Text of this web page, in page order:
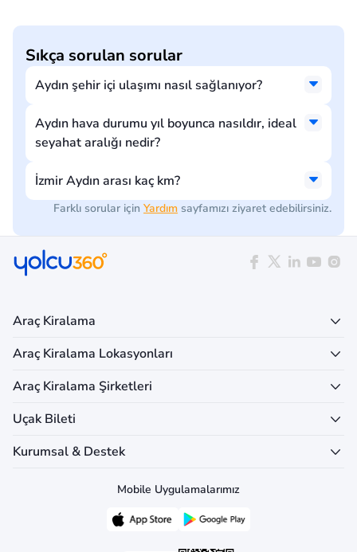
Sıkça sorulan sorular
Aydın şehir içi ulaşımı nasıl sağlanıyor?
Aydın hava durumu yıl boyunca nasıldır, ideal
seyahat aralığı nedir?
İzmir Aydın arası kaç km?
Farklı sorular için Yardım sayfamızı ziyaret edebilirsiniz.
Araç Kiralama
Araç Kiralama Lokasyonları
Araç Kiralama Şirketleri
Uçak Bileti
Kurumsal & Destek
Mobile Uygulamalarımız